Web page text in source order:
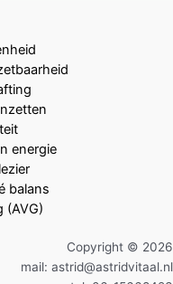
energie
balans
(AVG)
Copyright © 2026
mail: astrid@astridvitaal.nl